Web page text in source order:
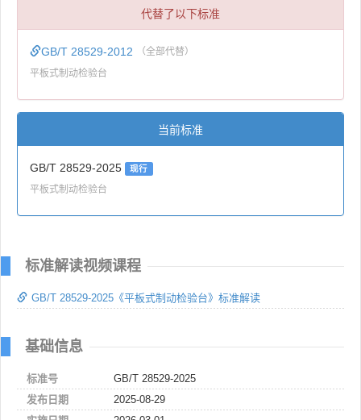
代替了以下标准
GB/T 28529-2012 （全部代替）
平板式制动检验台
当前标准
GB/T 28529-2025 现行
平板式制动检验台
标准解读视频课程
GB/T 28529-2025《平板式制动检验台》标准解读
基础信息
标准号
GB/T 28529-2025
发布日期
2025-08-29